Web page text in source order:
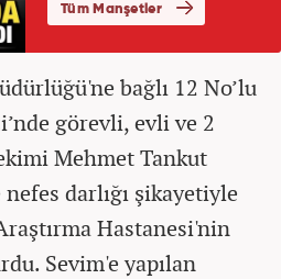
bağlı 12 No’lu
görevli, evli ve 2
Mehmet Tankut
darlığı şikayetiyle
Hastanesi'nin
Sevim'e yapılan